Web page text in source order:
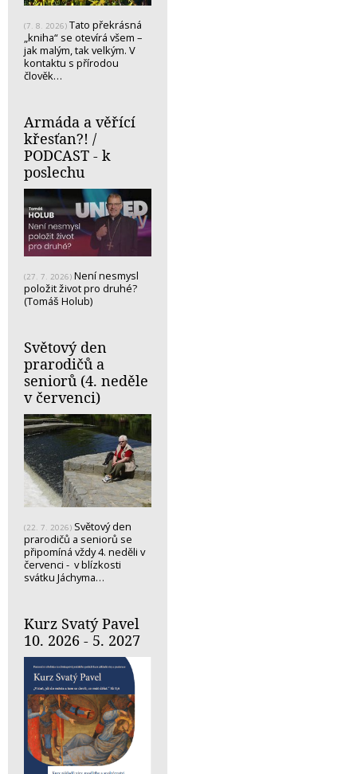
(7. 8. 2026) Tato překrásná
„kniha“ se otevírá všem –
jak malým, tak velkým. V
kontaktu s přírodou
člověk…
Armáda a věřící
křesťan?! /
PODCAST - k
poslechu
(27. 7. 2026) Není nesmysl
položit život pro druhé?
(Tomáš Holub)
Světový den
prarodičů a
seniorů (4. neděle
v červenci)
(22. 7. 2026) Světový den
prarodičů a seniorů se
připomíná vždy 4. neděli v
červenci - v blízkosti
svátku Jáchyma…
Kurz Svatý Pavel
10. 2026 - 5. 2027